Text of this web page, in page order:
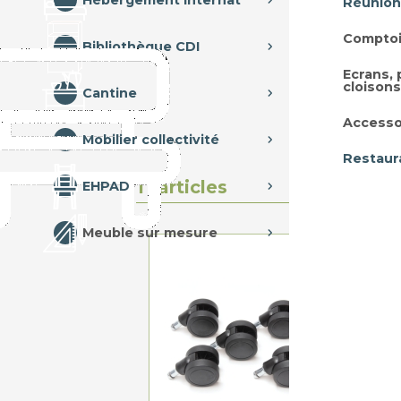
Bibliothèque CDI
Cantine
Mobilier collectivité
EHPAD
Meuble sur mesure
Ecrans,
11 articles